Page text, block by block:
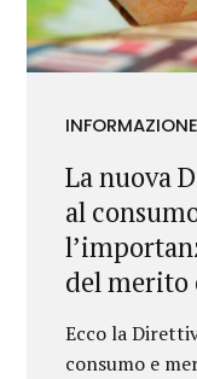
INFORMAZIONE
La nuova
al
del
Ecco la Direttiva CCD II sul credito al
consumo e